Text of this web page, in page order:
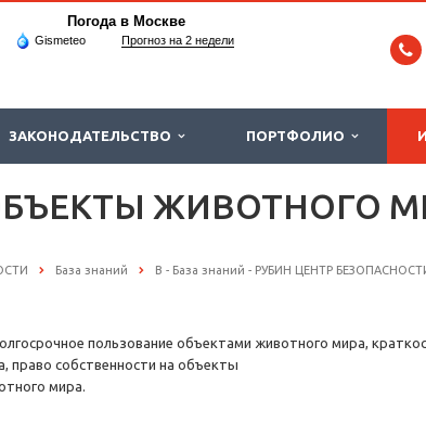
Погода в Москве
Gismeteo Прогноз на 2 недели
ЗАКОНОДАТЕЛЬСТВО ПОРТФОЛИО
ЖИВОТНОГО
База знаний В - База знаний - РУБИН ЦЕНТР
пользование объектами животного мира,
право собственности на объекты
мира.